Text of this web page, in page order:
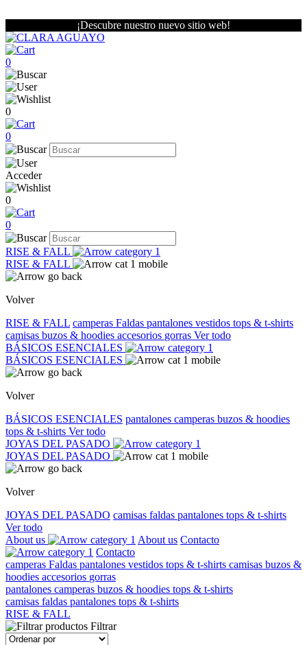
¡Descubre nuestro nuevo sitio web!
0
0
0
Acceder
0
0
RISE & FALL
RISE & FALL
Volver
RISE & FALL camperas Faldas pantalones vestidos tops & t-shirts
camisas buzos & hoodies accesorios gorras Ver todo
BÁSICOS ESENCIALES
BÁSICOS ESENCIALES
Volver
BÁSICOS ESENCIALES pantalones camperas buzos & hoodies
tops & t-shirts Ver todo
JOYAS DEL PASADO
JOYAS DEL PASADO
Volver
JOYAS DEL PASADO camisas faldas pantalones tops & t-shirts
Ver todo
About us
About us Contacto
Contacto
camperas Faldas pantalones vestidos tops & t-shirts camisas buzos &
hoodies accesorios gorras
pantalones camperas buzos & hoodies tops & t-shirts
camisas faldas pantalones tops & t-shirts
RISE & FALL
Filtrar